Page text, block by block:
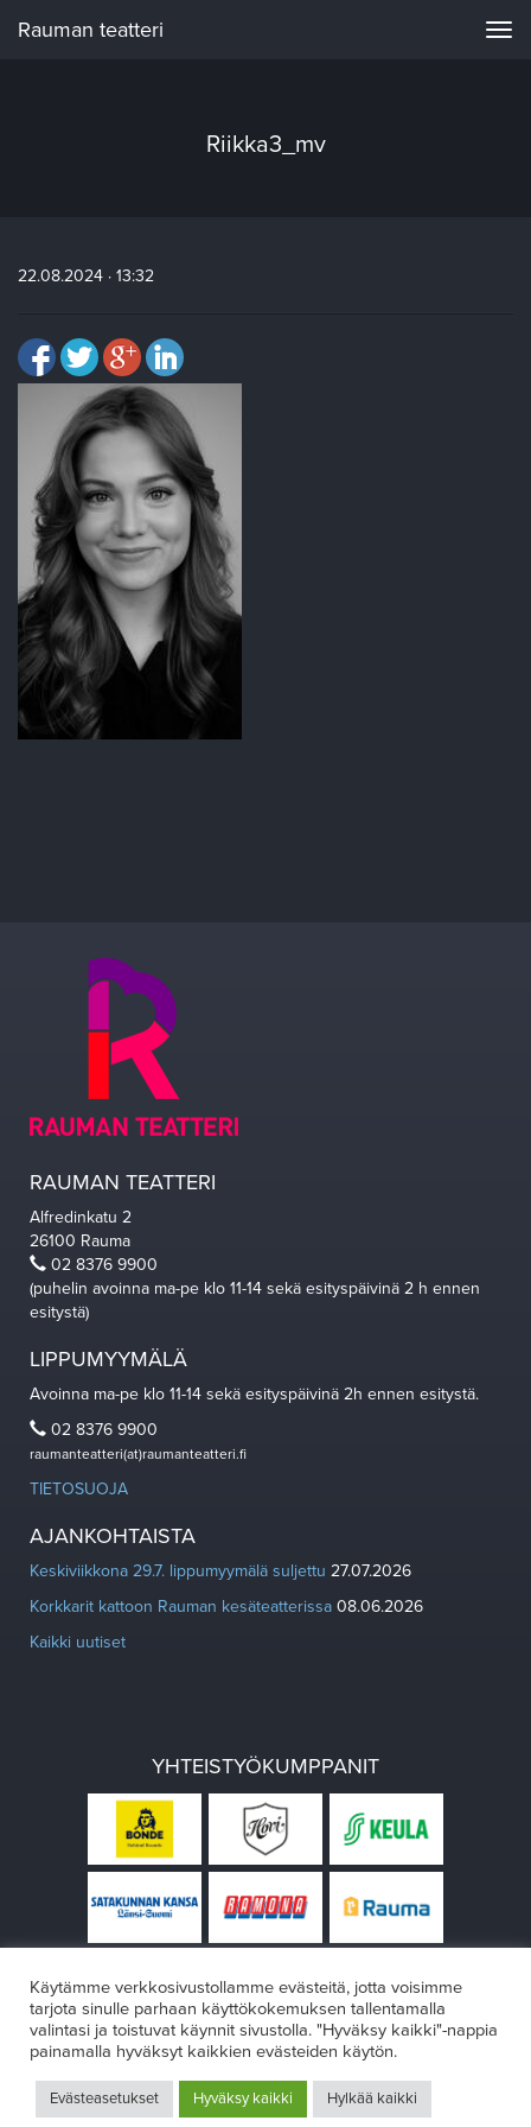
Rauman teatteri
Riikka3_mv
22.08.2024 · 13:32
RAUMAN TEATTERI
Alfredinkatu 2
26100 Rauma
02 8376 9900
(puhelin avoinna ma-pe klo 11-14 sekä esityspäivinä 2 h ennen
esitystä)
LIPPUMYYMÄLÄ
Avoinna ma-pe klo 11-14 sekä esityspäivinä 2h ennen esitystä.
02 8376 9900
raumanteatteri(at)raumanteatteri.fi
TIETOSUOJA
AJANKOHTAISTA
Keskiviikkona 29.7. lippumyymälä suljettu 27.07.2026
Korkkarit kattoon Rauman kesäteatterissa 08.06.2026
Kaikki uutiset
YHTEISTYÖKUMPPANIT
Design:VÄRIKÄS
Käytämme verkkosivustollamme evästeitä, jotta voisimme
tarjota sinulle parhaan käyttökokemuksen tallentamalla
valintasi ja toistuvat käynnit sivustolla. "Hyväksy kaikki"-nappia
painamalla hyväksyt kaikkien evästeiden käytön.
Evästeasetukset Hyväksy kaikki Hylkää kaikki